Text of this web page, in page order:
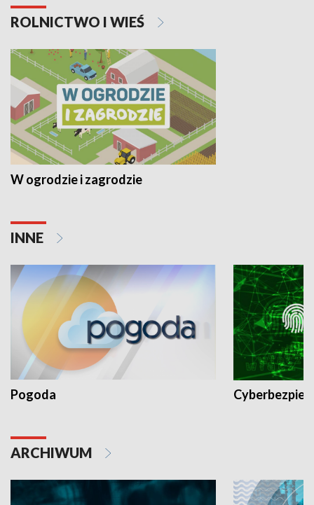
ROLNICTWO I WIEŚ
W ogrodzie i zagrodzie
INNE
Pogoda
ARCHIWUM